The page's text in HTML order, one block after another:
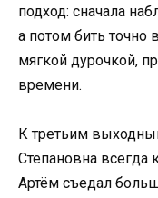
подход: сначала
а потом бить точно
мягкой дурочкой,
времени.
К третьим
Степановна всегда
Артём съедал